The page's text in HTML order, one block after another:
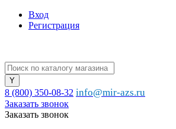
Вход
Регистрация
8 (800) 350-08-32 info@mir-azs.ru
Заказать звонок
Заказать звонок